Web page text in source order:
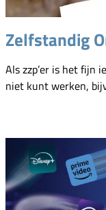
Zelfstandig
Als zzp’er is het fijn
niet kunt werken,